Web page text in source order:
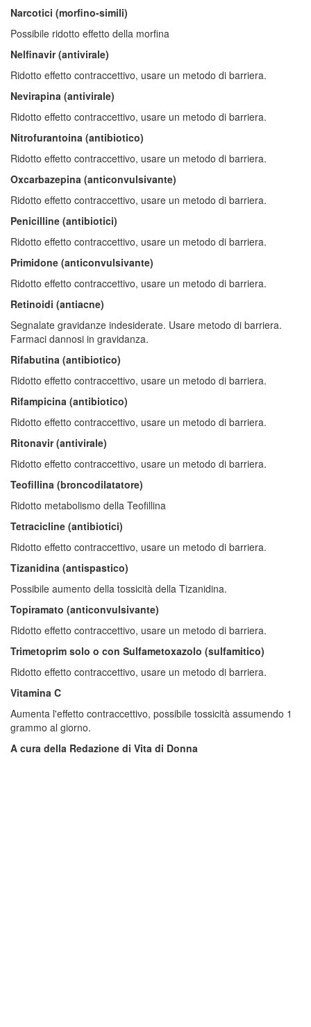
Narcotici (morfino-simili)
Possibile ridotto effetto della morfina
Nelfinavir (antivirale)
Ridotto effetto contraccettivo, usare un metodo di barriera.
Nevirapina (antivirale)
Ridotto effetto contraccettivo, usare un metodo di barriera.
Nitrofurantoina (antibiotico)
Ridotto effetto contraccettivo, usare un metodo di barriera.
Oxcarbazepina (anticonvulsivante)
Ridotto effetto contraccettivo, usare un metodo di barriera.
Penicilline (antibiotici)
Ridotto effetto contraccettivo, usare un metodo di barriera.
Primidone (anticonvulsivante)
Ridotto effetto contraccettivo, usare un metodo di barriera.
Retinoidi (antiacne)
Segnalate gravidanze indesiderate. Usare metodo di barriera.
Farmaci dannosi in gravidanza.
Rifabutina (antibiotico)
Ridotto effetto contraccettivo, usare un metodo di barriera.
Rifampicina (antibiotico)
Ridotto effetto contraccettivo, usare un metodo di barriera.
Ritonavir (antivirale)
Ridotto effetto contraccettivo, usare un metodo di barriera.
Teofillina (broncodilatatore)
Ridotto metabolismo della Teofillina
Tetracicline (antibiotici)
Ridotto effetto contraccettivo, usare un metodo di barriera.
Tizanidina (antispastico)
Possibile aumento della tossicità della Tizanidina.
Topiramato (anticonvulsivante)
Ridotto effetto contraccettivo, usare un metodo di barriera.
Trimetoprim solo o con Sulfametoxazolo (sulfamitico)
Ridotto effetto contraccettivo, usare un metodo di barriera.
Vitamina C
Aumenta l'effetto contraccettivo, possibile tossicità assumendo 1
grammo al giorno.
A cura della Redazione di Vita di Donna